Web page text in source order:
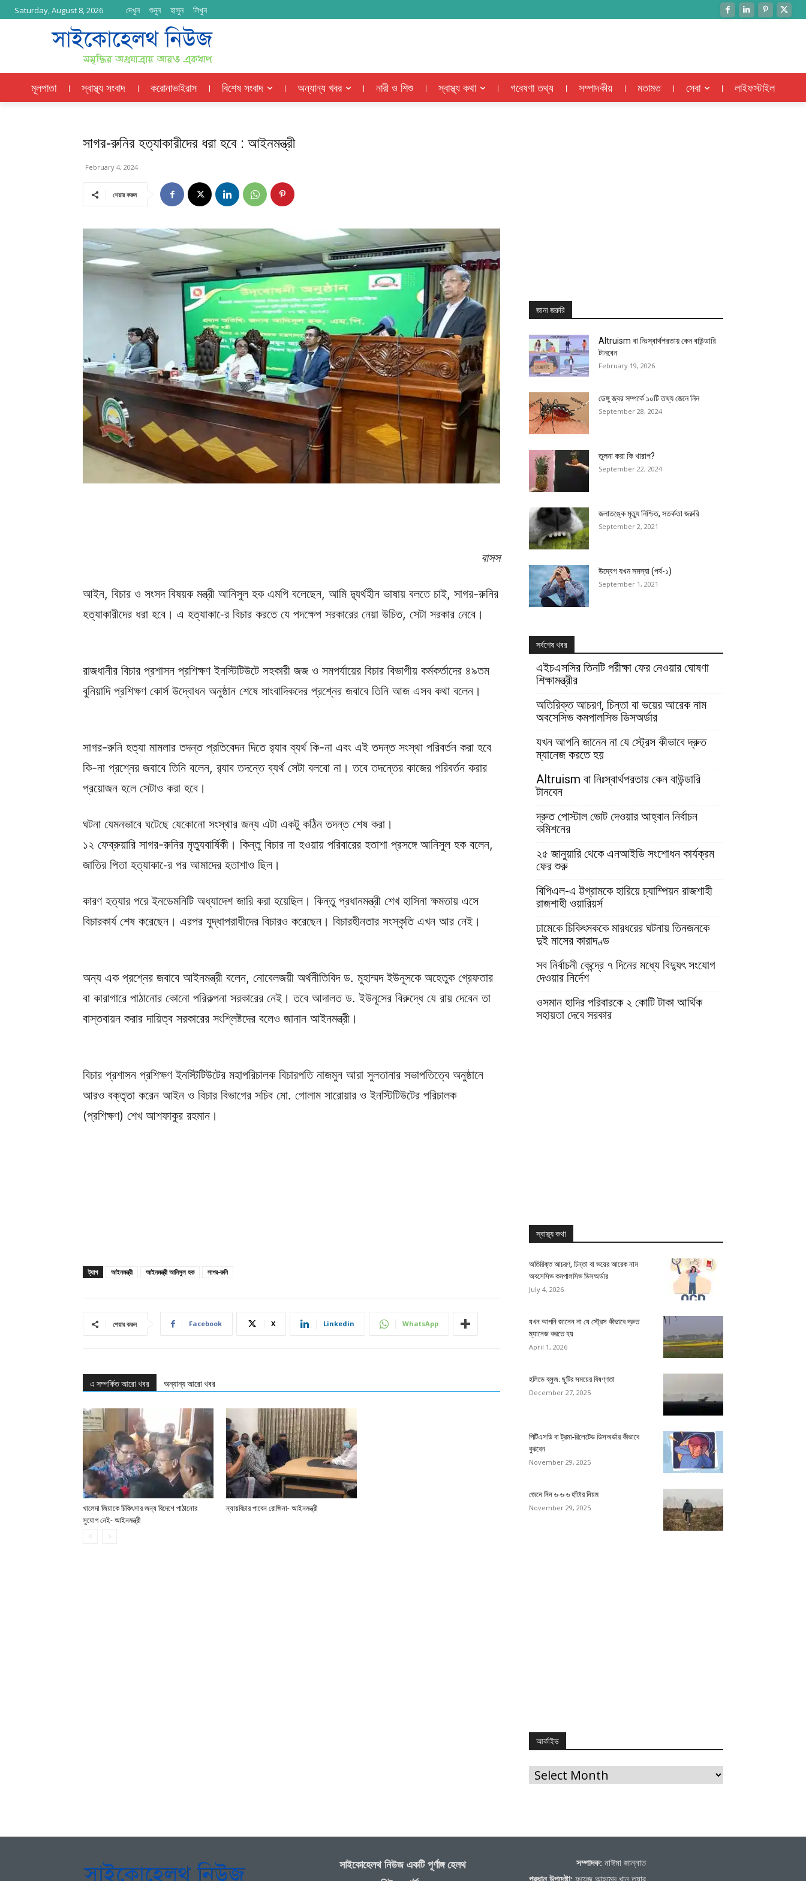
Saturday, August 8, 2026 দেখুন শুনুন হাসুন লিখুন
মূলপাতা স্বাস্থ্য সংবাদ করোনাভাইরাস বিশেষ সংবাদ অন্যান্য খবর নারী ও শিশু স্বাস্থ্য কথা গবেষণা তথ্য সম্পাদকীয় মতামত সেবা লাইফস্টাইল
সাগর-রুনির হত্যাকারীদের ধরা হবে : আইনমন্ত্রী
February 4, 2024
শেয়ার করুন
বাসস
আইন, বিচার ও সংসদ বিষয়ক মন্ত্রী আনিসুল হক এমপি বলেছেন, আমি দ্ব্যর্থহীন ভাষায় বলতে চাই, সাগর-রুনির
হত্যাকারীদের ধরা হবে। এ হত্যাকা-ের বিচার করতে যে পদক্ষেপ সরকারের নেয়া উচিত, সেটা সরকার নেবে।
রাজধানীর বিচার প্রশাসন প্রশিক্ষণ ইনস্টিটিউটে সহকারী জজ ও সমপর্যায়ের বিচার বিভাগীয় কর্মকর্তাদের ৪৯তম
বুনিয়াদি প্রশিক্ষণ কোর্স উদ্বোধন অনুষ্ঠান শেষে সাংবাদিকদের প্রশ্নের জবাবে তিনি আজ এসব কথা বলেন।
সাগর-রুনি হত্যা মামলার তদন্ত প্রতিবেদন দিতে র‌্যাব ব্যর্থ কি-না এবং এই তদন্ত সংস্থা পরিবর্তন করা হবে
কি-না প্রশ্নের জবাবে তিনি বলেন, র‌্যাব তদন্তে ব্যর্থ সেটা বলবো না। তবে তদন্তের কাজের পরিবর্তন করার
প্রয়োজন হলে সেটাও করা হবে।
ঘটনা যেমনভাবে ঘটেছে যেকোনো সংস্থার জন্য এটা একটু কঠিন তদন্ত শেষ করা।
১২ ফেব্রুয়ারি সাগর-রুনির মৃত্যুবার্ষিকী। কিন্তু বিচার না হওয়ায় পরিবারের হতাশা প্রসঙ্গে আনিসুল হক বলেন,
জাতির পিতা হত্যাকা-ের পর আমাদের হতাশাও ছিল।
কারণ হত্যার পরে ইনডেমনিটি অধ্যাদেশ জারি করা হয়েছিল। কিন্তু প্রধানমন্ত্রী শেখ হাসিনা ক্ষমতায় এসে
বিচারকার্য শেষ করেছেন। এরপর যুদ্ধাপরাধীদের বিচারও করেছেন। বিচারহীনতার সংস্কৃতি এখন আর নেই।
অন্য এক প্রশ্নের জবাবে আইনমন্ত্রী বলেন, নোবেলজয়ী অর্থনীতিবিদ ড. মুহাম্মদ ইউনূসকে অহেতুক গ্রেফতার
বা কারাগারে পাঠানোর কোনো পরিকল্পনা সরকারের নেই। তবে আদালত ড. ইউনূসের বিরুদ্ধে যে রায় দেবেন তা
বাস্তবায়ন করার দায়িত্ব সরকারের সংশ্লিষ্টদের বলেও জানান আইনমন্ত্রী।
বিচার প্রশাসন প্রশিক্ষণ ইনস্টিটিউটের মহাপরিচালক বিচারপতি নাজমুন আরা সুলতানার সভাপতিত্বে অনুষ্ঠানে
আরও বক্তৃতা করেন আইন ও বিচার বিভাগের সচিব মো. গোলাম সারোয়ার ও ইনস্টিটিউটের পরিচালক
(প্রশিক্ষণ) শেখ আশফাকুর রহমান।
ট্যাগ আইনমন্ত্রী আইনমন্ত্রী আনিসুল হক সাগর-রুনি
শেয়ার করুন Facebook X Linkedin WhatsApp
এ সম্পর্কিত আরো খবর অন্যান্য আরো খবর
খালেদা জিয়াকে চিকিৎসার জন্য বিদেশে পাঠানোর
সুযোগ নেই- আইনমন্ত্রী
ন্যায়বিচার পাবেন রোজিনা- আইনমন্ত্রী
জানা জরুরি
Altruism বা নিঃস্বার্থপরতায় কেন বাউন্ডারি
টানবেন
February 19, 2026
ডেঙ্গু জ্বর সম্পর্কে ১০টি তথ্য জেনে নিন
September 28, 2024
তুলনা করা কি খারাপ?
September 22, 2024
জলাতঙ্কে মৃত্যু নিশ্চিত, সতর্কতা জরুরি
September 2, 2021
উদ্বেগ যখন সমস্যা (পর্ব-১)
September 1, 2021
সর্বশেষ খবর
এইচএসসির তিনটি পরীক্ষা ফের নেওয়ার ঘোষণা
শিক্ষামন্ত্রীর
অতিরিক্ত আচরণ, চিন্তা বা ভয়ের আরেক নাম
অবসেসিভ কমপালসিভ ডিসঅর্ডার
যখন আপনি জানেন না যে স্ট্রেস কীভাবে দ্রুত
ম্যানেজ করতে হয়
Altruism বা নিঃস্বার্থপরতায় কেন বাউন্ডারি
টানবেন
দ্রুত পোস্টাল ভোট দেওয়ার আহ্বান নির্বাচন
কমিশনের
২৫ জানুয়ারি থেকে এনআইডি সংশোধন কার্যক্রম
ফের শুরু
বিপিএল-এ ট্টগ্রামকে হারিয়ে চ্যাম্পিয়ন রাজশাহী
রাজশাহী ওয়ারিয়র্স
ঢামেকে চিকিৎসককে মারধরের ঘটনায় তিনজনকে
দুই মাসের কারাদণ্ড
সব নির্বাচনী কেন্দ্রে ৭ দিনের মধ্যে বিদ্যুৎ সংযোগ
দেওয়ার নির্দেশ
ওসমান হাদির পরিবারকে ২ কোটি টাকা আর্থিক
সহায়তা দেবে সরকার
স্বাস্থ্য কথা
অতিরিক্ত আচরণ, চিন্তা বা ভয়ের আরেক নাম
অবসেসিভ কমপালসিভ ডিসঅর্ডার
July 4, 2026
যখন আপনি জানেন না যে স্ট্রেস কীভাবে দ্রুত
ম্যানেজ করতে হয়
April 1, 2026
হলিডে ব্লুজ: ছুটির সময়ের বিষণ্ণতা
December 27, 2025
পিটিএসডি বা ট্রমা-রিলেটেড ডিসঅর্ডার কীভাবে
বুঝবেন
November 29, 2025
জেনে নিন ৬-৬-৬ হাঁটার নিয়ম
November 29, 2025
আর্কাইভ
আর্কাইভ
সাইকোহেলথ নিউজ একটি পূর্ণাঙ্গ হেলথ
সম্পাদক: নাঈমা জান্নাত